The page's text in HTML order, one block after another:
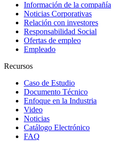
Información de la compañía
Noticias Corporativas
Relación con investores
Responsabilidad Social
Ofertas de empleo
Empleado
Recursos
Caso de Estudio
Documento Técnico
Enfoque en la Industria
Video
Noticias
Catálogo Electrónico
FAQ